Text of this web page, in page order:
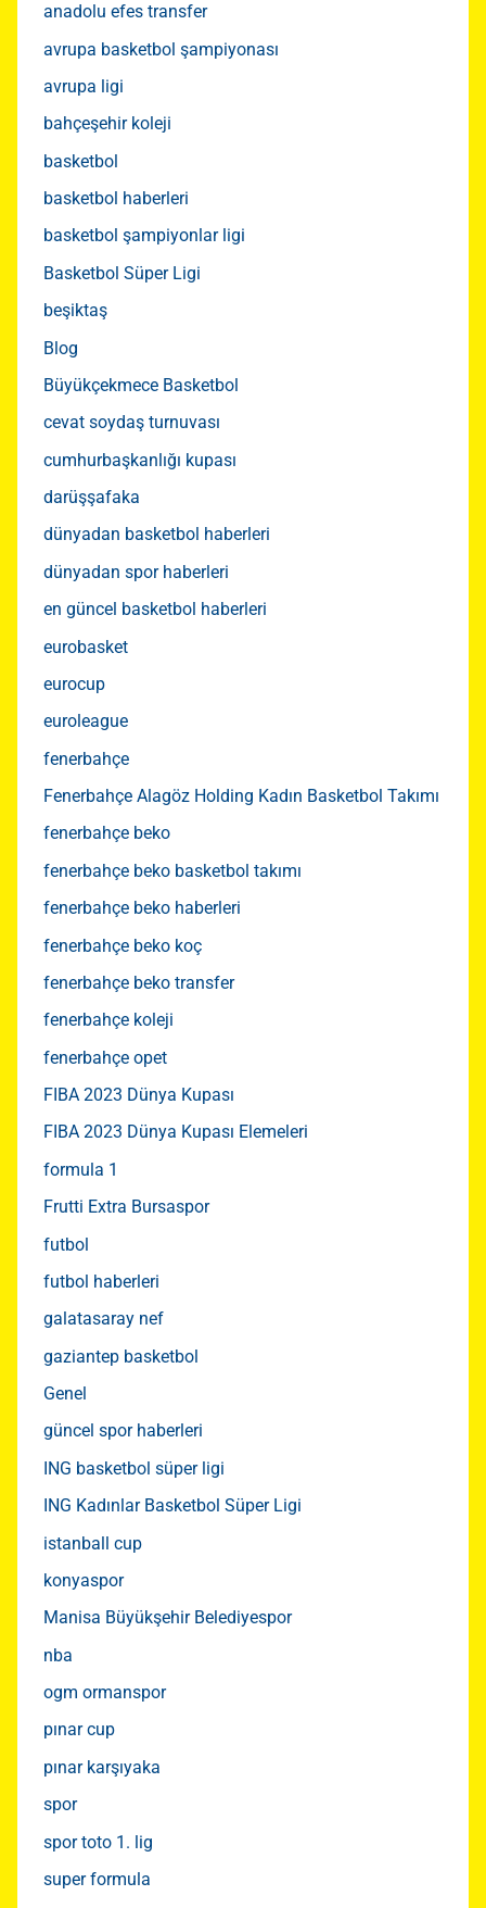
anadolu efes transfer
avrupa basketbol şampiyonası
avrupa ligi
bahçeşehir koleji
basketbol
basketbol haberleri
basketbol şampiyonlar ligi
Basketbol Süper Ligi
beşiktaş
Blog
Büyükçekmece Basketbol
cevat soydaş turnuvası
cumhurbaşkanlığı kupası
darüşşafaka
dünyadan basketbol haberleri
dünyadan spor haberleri
en güncel basketbol haberleri
eurobasket
eurocup
euroleague
fenerbahçe
Fenerbahçe Alagöz Holding Kadın Basketbol Takımı
fenerbahçe beko
fenerbahçe beko basketbol takımı
fenerbahçe beko haberleri
fenerbahçe beko koç
fenerbahçe beko transfer
fenerbahçe koleji
fenerbahçe opet
FIBA 2023 Dünya Kupası
FIBA 2023 Dünya Kupası Elemeleri
formula 1
Frutti Extra Bursaspor
futbol
futbol haberleri
galatasaray nef
gaziantep basketbol
Genel
güncel spor haberleri
ING basketbol süper ligi
ING Kadınlar Basketbol Süper Ligi
istanball cup
konyaspor
Manisa Büyükşehir Belediyespor
nba
ogm ormanspor
pınar cup
pınar karşıyaka
spor
spor toto 1. lig
super formula